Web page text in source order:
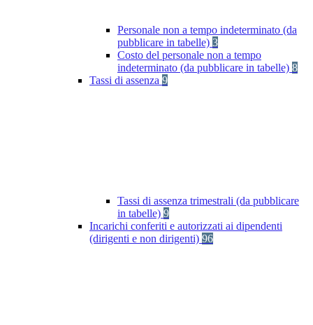
Personale non a tempo indeterminato (da
pubblicare in tabelle) 3
Costo del personale non a tempo
indeterminato (da pubblicare in tabelle) 8
Tassi di assenza 9
Tassi di assenza trimestrali (da pubblicare
in tabelle) 9
Incarichi conferiti e autorizzati ai dipendenti
(dirigenti e non dirigenti) 96